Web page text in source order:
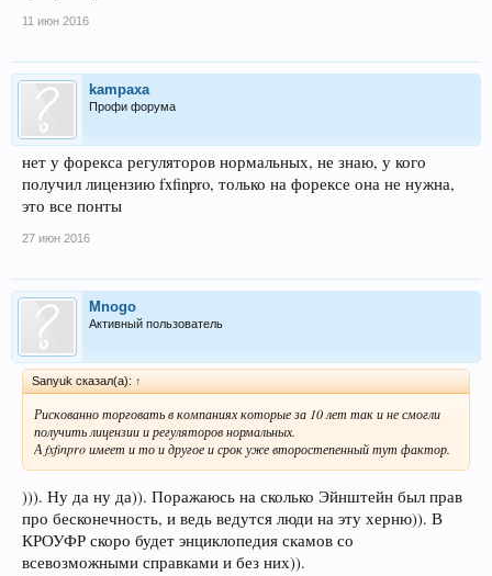
11 июн 2016
kampaxa
Профи форума
нет у форекса регуляторов нормальных, не знаю, у кого
получил лицензию fxfinpro, только на форексе она не нужна,
это все понты
27 июн 2016
Mnogo
Активный пользователь
Sanyuk сказал(а): ↑
Рискованно торговать в компаниях которые за 10 лет так и не смогли
получить лицензии и регуляторов нормальных.
А fxfinpro имеет и то и другое и срок уже второстепенный тут фактор.
))). Ну да ну да)). Поражаюсь на сколько Эйнштейн был прав
про бесконечность, и ведь ведутся люди на эту херню)). В
КРОУФР скоро будет энциклопедия скамов со
всевозможными справками и без них)).